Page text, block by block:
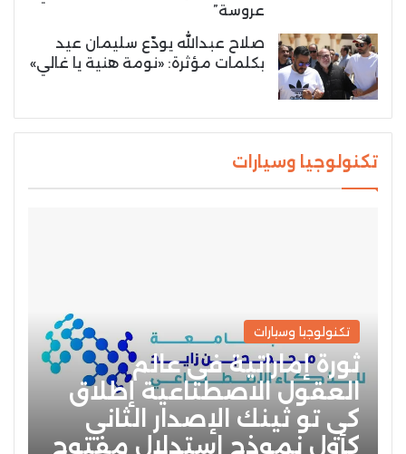
عروسة”
صلاح عبدالله يودّع سليمان عيد
بكلمات مؤثرة: «نومة هنية يا غالي»
تكنولوجيا وسيارات
تكنولوجيا وسيارات
ثورة إماراتية في عالم
العقول الاصطناعية إطلاق
كي تو ثينك الإصدار الثاني
كأول نموذج استدلال مفتوح